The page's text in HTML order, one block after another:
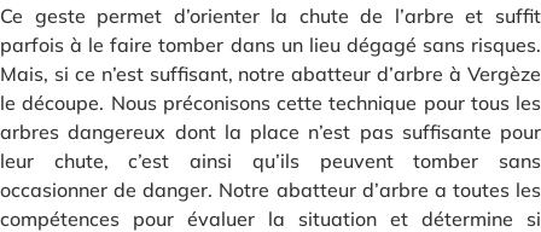
Ce geste permet d’orienter la chute de l’arbre et suffit
parfois à le faire tomber dans un lieu dégagé sans risques.
Mais, si ce n’est suffisant, notre abatteur d’arbre à Vergèze
le découpe. Nous préconisons cette technique pour tous les
arbres dangereux dont la place n’est pas suffisante pour
leur chute, c’est ainsi qu’ils peuvent tomber sans
occasionner de danger. Notre abatteur d’arbre a toutes les
compétences pour évaluer la situation et détermine si